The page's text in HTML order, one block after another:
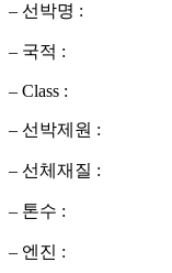
– 선박명 :
– 국적 :
– Class :
– 선박제원 :
– 선체재질 :
– 톤수 :
– 엔진 :